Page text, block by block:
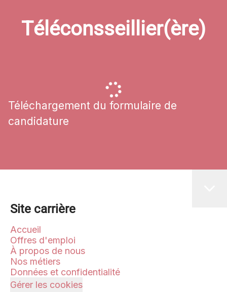
Téléconsseillier(ère)
Téléchargement du formulaire de
candidature
Site carrière
Accueil
Offres d'emploi
À propos de nous
Nos métiers
Données et confidentialité
Gérer les cookies